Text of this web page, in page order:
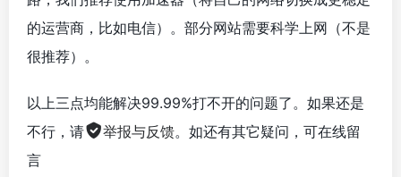
的运营商，比如电信）。部分网站需要科学上网（不是
很推荐）。
以上三点均能解决99.99%打不开的问题了。如果还是
不行，请
举报与反馈。如还有其它疑问，可在线留
言